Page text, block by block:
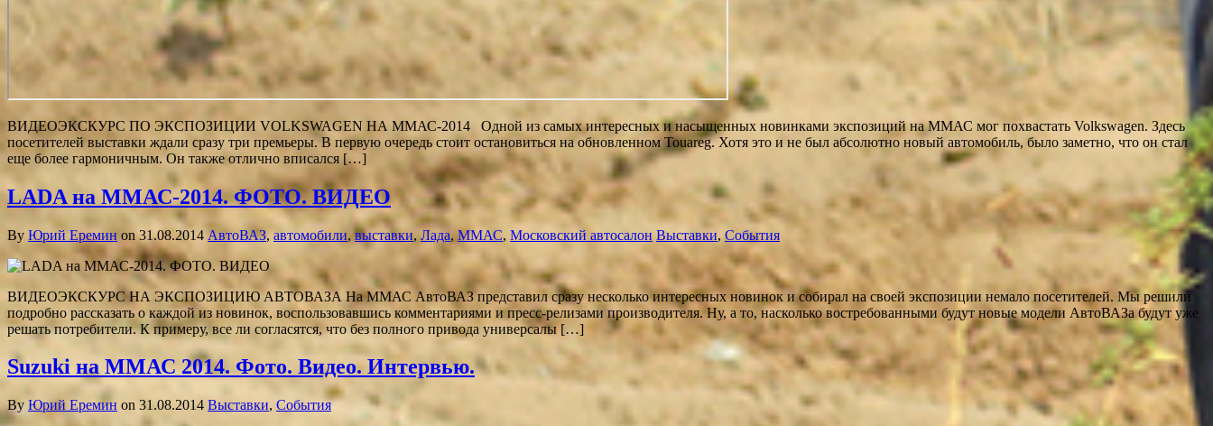
ВИДЕОЭКСКУРС ПО ЭКСПОЗИЦИИ VOLKSWAGEN НА ММАС-2014 Одной из самых интересных и насыщенных новинками экспозиций на ММАС мог похвастать Volkswagen. Здесь
посетителей выставки ждали сразу три премьеры. В первую очередь стоит остановиться на обновленном Touareg. Хотя это и не был абсолютно новый автомобиль, было заметно, что он стал
еще более гармоничным. Он также отлично вписался […]
LADA на ММАС-2014. ФОТО. ВИДЕО
By Юрий Еремин on 31.08.2014 АвтоВАЗ, автомобили, выставки,Лада,ММАС, Московский автосалон Выставки, События
ВИДЕОЭКСКУРС НА ЭКСПОЗИЦИЮ АВТОВАЗА На ММАС АвтоВАЗ представил сразу несколько интересных новинок и собирал на своей экспозиции немало посетителей. Мы решили
подробно рассказать о каждой из новинок, воспользовавшись комментариями и пресс-релизами производителя. Ну, а то, насколько востребованными будут новые модели АвтоВАЗа будут уже
решать потребители. К примеру, все ли согласятся, что без полного привода универсалы […]
Suzuki на ММАС 2014. Фото. Видео. Интервью.
By Юрий Еремин on 31.08.2014 Выставки, События